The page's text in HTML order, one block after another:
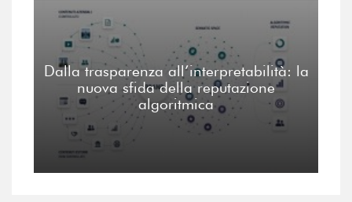
Dalla trasparenza all’interpretabilità: la
nuova sfida della reputazione
algoritmica